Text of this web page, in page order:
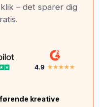
– det sparer dig
kreative